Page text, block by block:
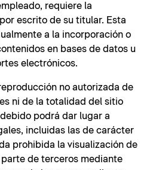
requiere la
escrito de su titular. Esta
a la incorporación o
en bases de datos u
electrónicos.
no autorizada de
ni de la totalidad del sitio
podrá dar lugar a
incluidas las de carácter
prohibida la visualización de
de terceros mediante